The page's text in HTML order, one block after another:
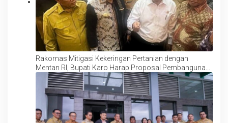
Rakornas Mitigasi Kekeringan Pertanian dengan
Mentan RI, Bupati Karo Harap Proposal Pembangunan
Pertanian Kabupaten Karo Direalisasi Mentan